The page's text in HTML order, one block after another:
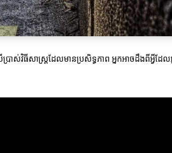
ប្រាស់វិធីសាស្ត្រដែលមានប្រសិទ្ធភាព អ្នកអាចដឹងពីអ្វី